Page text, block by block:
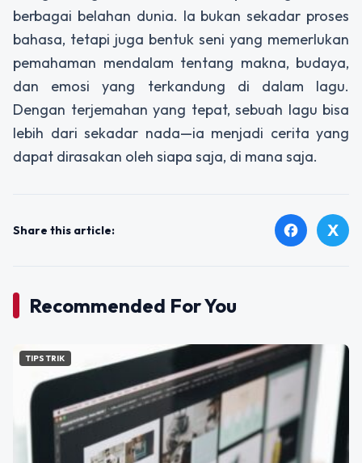
berbagai belahan dunia. Ia bukan sekadar proses
bahasa, tetapi juga bentuk seni yang memerlukan
pemahaman mendalam tentang makna, budaya,
dan emosi yang terkandung di dalam lagu.
Dengan terjemahan yang tepat, sebuah lagu bisa
lebih dari sekadar nada—ia menjadi cerita yang
dapat dirasakan oleh siapa saja, di mana saja.
Share this article: facebook X
Recommended For You
TIPS TRIK